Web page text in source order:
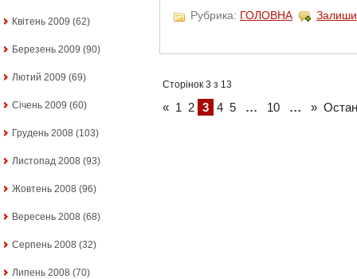
Квітень 2009 (62)
Березень 2009 (90)
Лютий 2009 (69)
Січень 2009 (60)
Грудень 2008 (103)
Листопад 2008 (93)
Жовтень 2008 (96)
Вересень 2008 (68)
Серпень 2008 (32)
Липень 2008 (70)
Рубрика: ГОЛОВНА
Сторінок 3 з 13
« 1 2 3 4 5 ... 10 ... »